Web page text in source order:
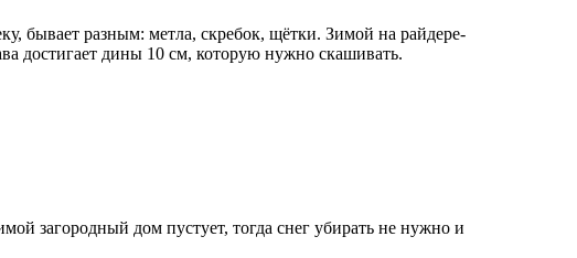
бывает разным: метла, скребок, щётки. Зимой на райдере-
достигает дины 10 см, которую нужно скашивать.
загородный дом пустует, тогда снег убирать не нужно и